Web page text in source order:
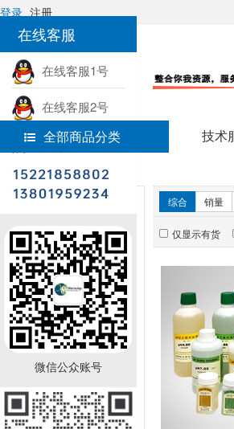
在线客服
在线客服1号
在线客服2号
热线电话
微信公众账号
登录 注册
全部商品分类 技术
首页
科研仪器
新品推荐
电导率校正溶液(250ml)
￥426.00
已有 0 人购买
综合 销量
仅显示有货